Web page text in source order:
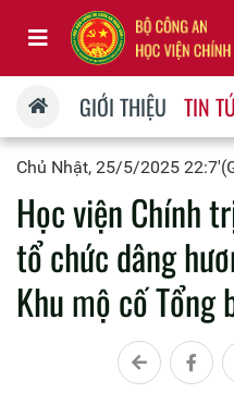
GIỚI THIỆU TIN
Chủ Nhật, 25/5/2025
Học viện Chính
tổ chức dâng
Khu mộ cố Tổng